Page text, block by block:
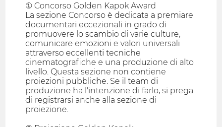
① Concorso Golden Kapok Award
La sezione Concorso è dedicata a premiare
documentari eccezionali in grado di
promuovere lo scambio di varie culture,
comunicare emozioni e valori universali
attraverso eccellenti tecniche
cinematografiche e una produzione di alto
livello. Questa sezione non contiene
proiezioni pubbliche. Se il team di
produzione ha l'intenzione di farlo, si prega
di registrarsi anche alla sezione di
proiezione.